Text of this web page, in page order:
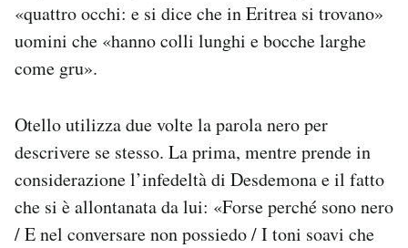
«quattro occhi: e si dice che in Eritrea si trovano»
uomini che «hanno colli lunghi e bocche larghe
come gru».
Otello utilizza due volte la parola nero per
descrivere se stesso. La prima, mentre prende in
considerazione l’infedeltà di Desdemona e il fatto
che si è allontanata da lui: «Forse perché sono nero
/ E nel conversare non possiedo / I toni soavi che